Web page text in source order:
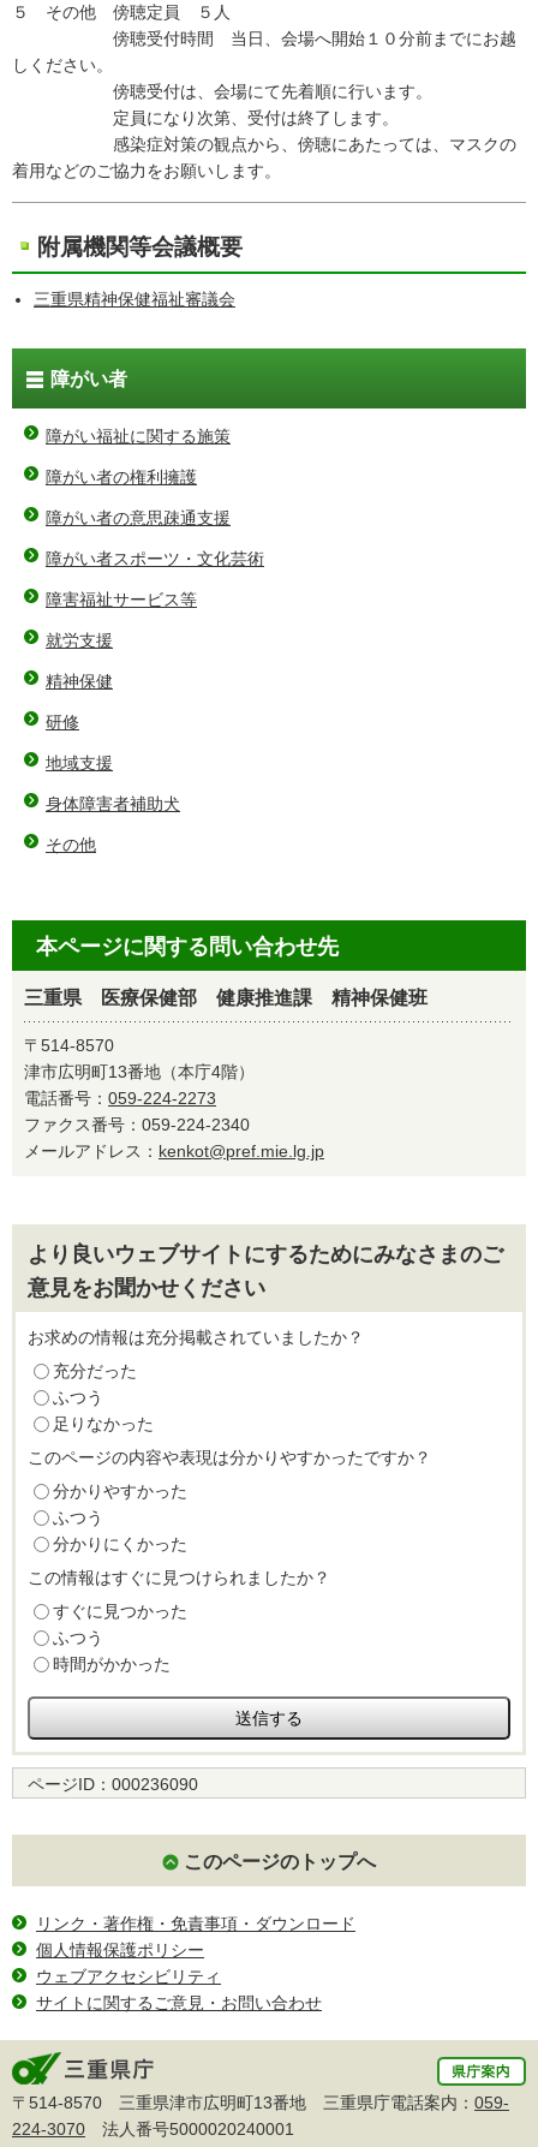
５ その他 傍聴定員 ５人
傍聴受付時間 当日、会場へ開始１０分前までにお越
しください。
傍聴受付は、会場にて先着順に行います。
定員になり次第、受付は終了します。
感染症対策の観点から、傍聴にあたっては、マスクの
着用などのご協力をお願いします。
附属機関等会議概要
三重県精神保健福祉審議会
障がい者
障がい福祉に関する施策
障がい者の権利擁護
障がい者の意思疎通支援
障がい者スポーツ・文化芸術
障害福祉サービス等
就労支援
精神保健
研修
地域支援
身体障害者補助犬
その他
本ページに関する問い合わせ先
三重県 医療保健部 健康推進課 精神保健班
〒514-8570
津市広明町13番地（本庁4階）
電話番号： 059-224-2273
ファクス番号：059-224-2340
メールアドレス： kenkot@pref.mie.lg.jp
より良いウェブサイトにするためにみなさまのご
意見をお聞かせください
お求めの情報は充分掲載されていましたか？
充分だった
ふつう
足りなかった
このページの内容や表現は分かりやすかったですか？
分かりやすかった
ふつう
分かりにくかった
この情報はすぐに見つけられましたか？
すぐに見つかった
ふつう
時間がかかった
ページID： 000236090
このページのトップへ
リンク・著作権・免責事項・ダウンロード
個人情報保護ポリシー
ウェブアクセシビリティ
サイトに関するご意見・お問い合わせ
〒514-8570 三重県津市広明町13番地 三重県庁電話案内： 059-
224-3070 法人番号5000020240001